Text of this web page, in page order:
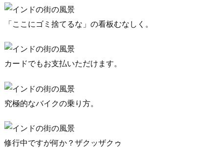
「ここにゴミ捨てるな」の看板むなしく。
カードでもお支払いただけます。
究極的なバイクの乗り方。
修行中ですが何か？ザクッザクゥ